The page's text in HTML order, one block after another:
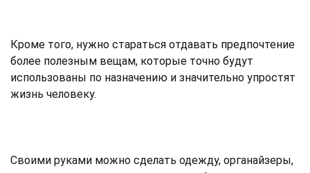
Кроме того, нужно стараться отдавать предпочтение
более полезным вещам, которые точно будут
использованы по назначению и значительно упростят
жизнь человеку.
Своими руками можно сделать одежду, органайзеры,